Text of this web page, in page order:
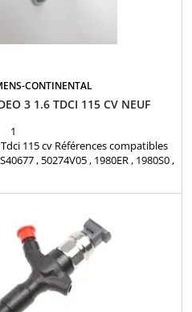
CONTINENTAL
3 1.6 TDCI 115 CV NEUF
1
115 cv Références compatibles
, 50274V05 , 1980ER , 1980S0 ,
Pour PSA 1.6...